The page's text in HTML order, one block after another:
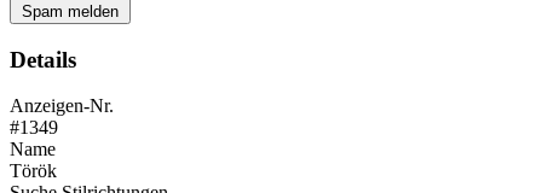
Spam melden
Details
Anzeigen-Nr.
#1349
Name
Török